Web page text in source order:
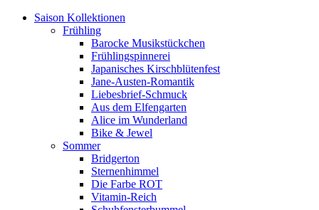
Saison Kollektionen
Frühling
Barocke Musikstückchen
Frühlingspinnerei
Japanisches Kirschblütenfest
Jane-Austen-Romantik
Liebesbrief-Schmuck
Aus dem Elfengarten
Alice im Wunderland
Bike & Jewel
Sommer
Bridgerton
Sternenhimmel
Die Farbe ROT
Vitamin-Reich